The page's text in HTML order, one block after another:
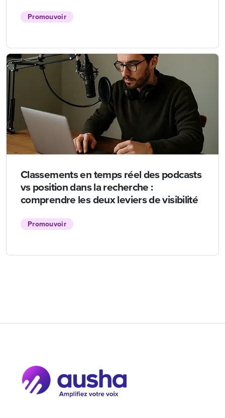
Promouvoir
Classements en temps réel des podcasts
vs position dans la recherche :
comprendre les deux leviers de visibilité
Promouvoir